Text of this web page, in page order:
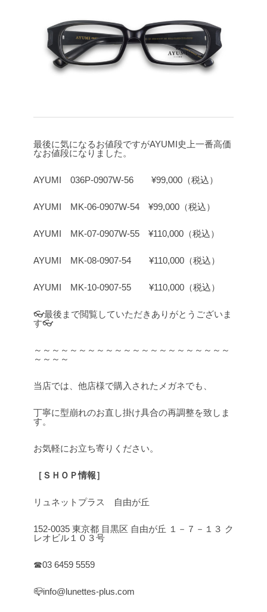
最後に気になるお値段ですがAYUMI史上一番高価
なお値段になりました。
AYUMI 036P-0907W-56 ¥99,000（税込）
AYUMI MK-06-0907W-54 ¥99,000（税込）
AYUMI MK-07-0907W-55 ¥110,000（税込）
AYUMI MK-08-0907-54 ¥110,000（税込）
AYUMI MK-10-0907-55 ¥110,000（税込）
👓最後まで閲覧していただきありがとうございま
す👓
～～～～～～～～～～～～～～～～～～～～～～
～～～～
当店では、他店様で購入されたメガネでも、
丁寧に型崩れのお直し掛け具合の再調整を致しま
す。
お気軽にお立ち寄りください。
［ＳＨＯＰ情報］
リュネットプラス 自由が丘
152-0035 東京都 目黒区 自由が丘 １－７－１３ ク
レオビル１０３号
☎03 6459 5559
📪info@lunettes-plus.com